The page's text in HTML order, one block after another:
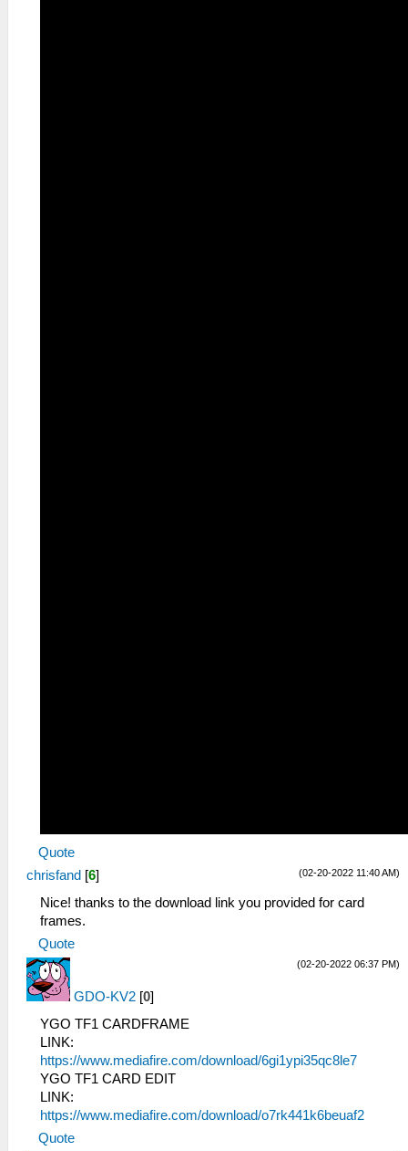
Quote
(02-20-2022 11:40 AM)
chrisfand [6]
Nice! thanks to the download link you provided for card
frames.
Quote
(02-20-2022 06:37 PM)
GDO-KV2 [0]
YGO TF1 CARDFRAME
LINK:
https://www.mediafire.com/download/6gi1ypi35qc8le7
YGO TF1 CARD EDIT
LINK:
https://www.mediafire.com/download/o7rk441k6beuaf2
Quote